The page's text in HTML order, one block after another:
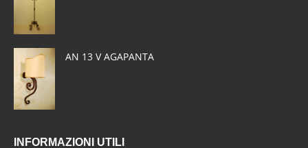
window
AN 13 V AGAPANTA
INFORMAZIONI UTILI